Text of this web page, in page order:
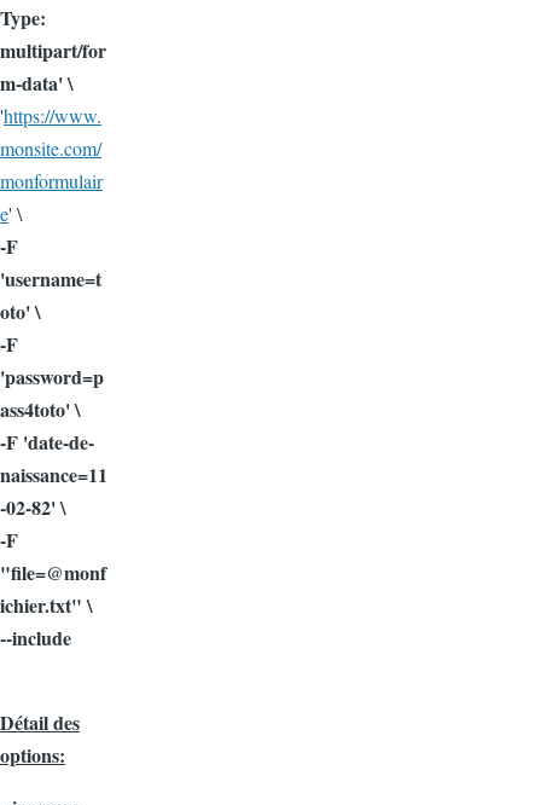
Type:
multipart/for
m-data' \
'https://www.
monsite.com/
monformulair
e' \
-F
'username=t
oto' \
-F
'password=p
ass4toto' \
-F 'date-de-
naissance=11
-02-82' \
-F
"file=@monf
ichier.txt" \
--include
Détail des
options: